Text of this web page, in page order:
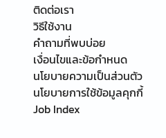
ติดต่อเรา
วิธีใช้งาน
คำถามที่พบบ่อย
เงื่อนไขและข้อกำหนด
นโยบายความเป็นส่วนตัว
นโยบายการใช้ข้อมูลคุกกี้
Job Index